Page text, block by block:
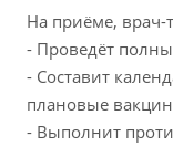
На приёме, врач-
- Проведёт
- Составит
плановые
- Выполнит